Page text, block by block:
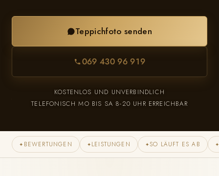
Teppichfoto senden
069 430 96 919
KOSTENLOS UND UNVERBINDLICH
TELEFONISCH MO BIS SA 8-20 UHR ERREICHBAR
✦ BEWERTUNGEN ✦ LEISTUNGEN ✦ SO LÄUFT ES AB ✦